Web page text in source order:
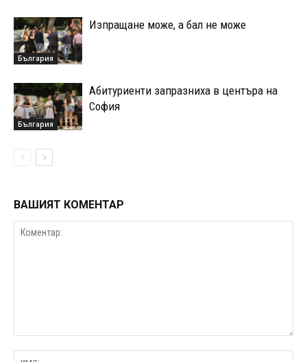
България
Изпращане може, а бал не може
България
Абитуриенти запразниха в центъра на
София
ВАШИЯТ КОМЕНТАР